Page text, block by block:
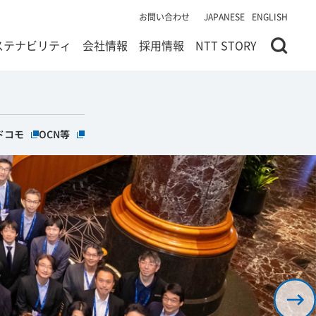
お問い合わせ JAPANESE ENGLISH
ナビリティ 会社情報 採用情報 NTT STORY
で開きます
を別ウィンドウで開きます
コモ 当該ページを別ウィンドウで開きます
OCN等当該ページを別ウィンドウで開きます